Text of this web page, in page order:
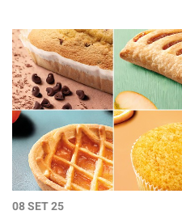
08 SET 25